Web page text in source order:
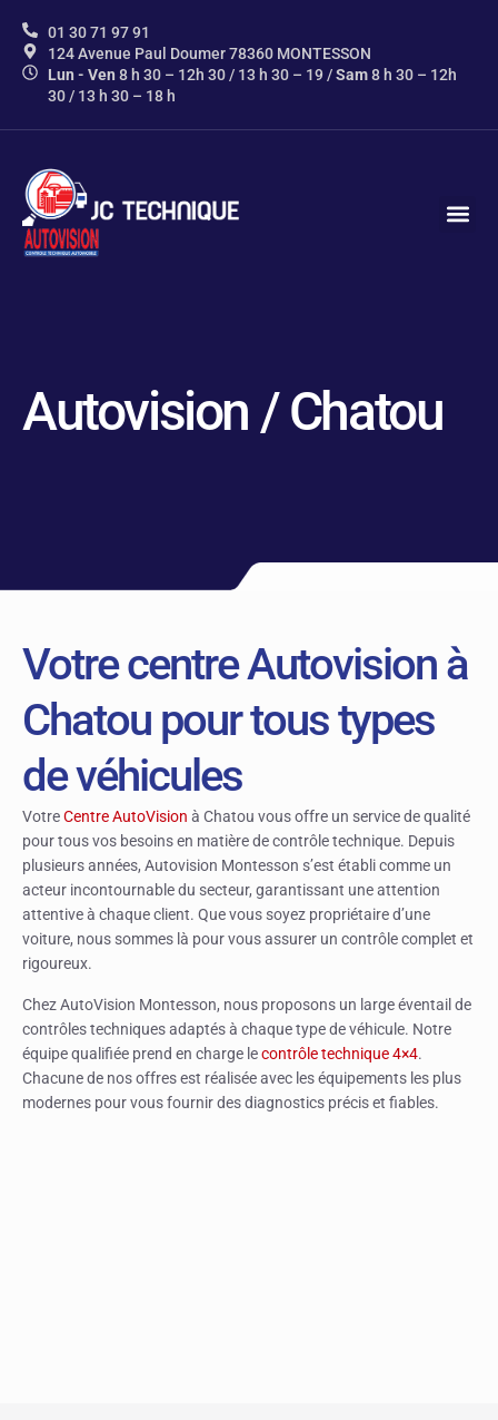
principal01 30 71 97 91
124 Avenue Paul Doumer 78360 MONTESSON
Lun - Ven 8 h 30 – 12h 30 / 13 h 30 – 19 /Sam8 h 30 – 12h
30 / 13 h 30 – 18 h
Autovision / Chatou
Votre centre Autovision à
Chatou pour tous types
de véhicules
VotreCentre AutoVision à Chatou vous offre un service de qualité
pour tous vos besoins en matière de contrôle technique. Depuis
plusieurs années, Autovision Montesson s’est établi comme un
acteur incontournable du secteur, garantissant une attention
attentive à chaque client. Que vous soyez propriétaire d’une
voiture, nous sommes là pour vous assurer un contrôle complet et
rigoureux.
Chez AutoVision Montesson, nous proposons un large éventail de
contrôles techniques adaptés à chaque type de véhicule. Notre
équipe qualifiée prend en charge lecontrôle technique 4×4.
Chacune de nos offres est réalisée avec les équipements les plus
modernes pour vous fournir des diagnostics précis et fiables.